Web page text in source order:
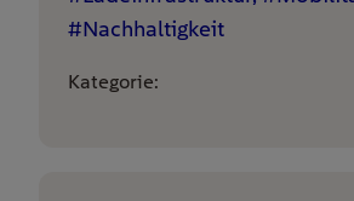
#Nachhaltigkeit
Kategorie: